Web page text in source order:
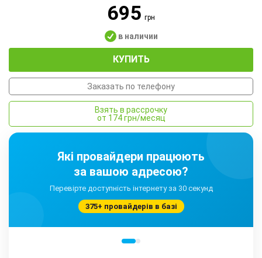
695грн
в наличии
КУПИТЬ
Заказать по телефону
Взять в рассрочку
от 174 грн/месяц
Які провайдери працюють
за вашою адресою?
Перевірте доступність інтернету за 30 секунд
375+ провайдерів в базі